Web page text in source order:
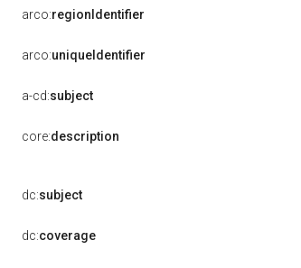
arco:regionIdentifier
arco:uniqueIdentifier
a-cd:subject
core:description
dc:subject
dc:coverage